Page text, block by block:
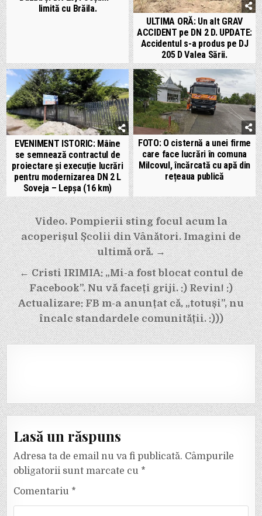
limită cu Brăila.
ULTIMA ORĂ: Un alt GRAV
ACCIDENT pe DN 2 D. UPDATE:
Accidentul s-a produs pe DJ
205 D Valea Sării.
EVENIMENT ISTORIC: Mâine
se semnează contractul de
proiectare și execuție lucrări
pentru modernizarea DN 2 L
Soveja – Lepșa (16 km)
FOTO: O cisternă a unei firme
care face lucrări în comuna
Milcovul, încărcată cu apă din
rețeaua publică
Navigare
în
articole
Video. Pompierii sting focul acum la
acoperișul Școlii din Vânători. Imagini de
ultimă oră. →
← Cristi IRIMIA: „Mi-a fost blocat contul de
Facebook”. Nu vă faceți griji. :) Revin! :)
Actualizare: FB m-a anunțat că, „totuși”, nu
încalc standardele comunității. :)))
Lasă un răspuns
Adresa ta de email nu va fi publicată. Câmpurile
obligatorii sunt marcate cu *
Comentariu *